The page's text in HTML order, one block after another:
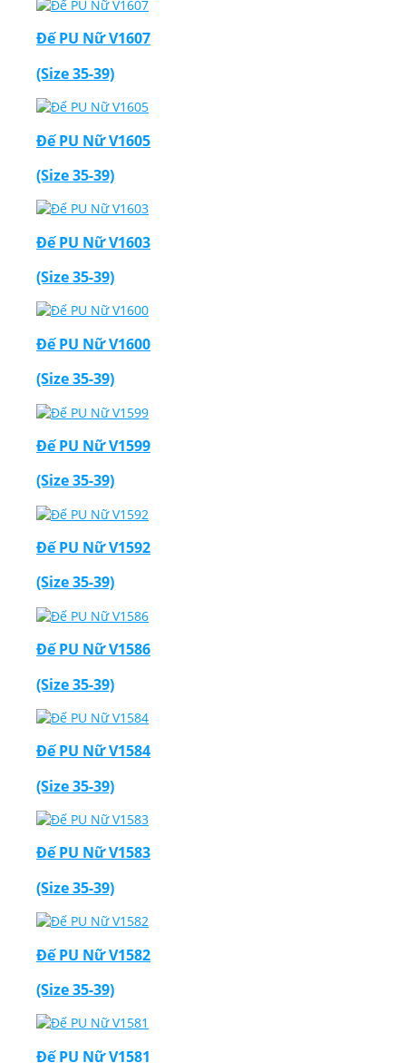
Đế PU Nữ V1607
(Size 35-39)
Đế PU Nữ V1605
(Size 35-39)
Đế PU Nữ V1603
(Size 35-39)
Đế PU Nữ V1600
(Size 35-39)
Đế PU Nữ V1599
(Size 35-39)
Đế PU Nữ V1592
(Size 35-39)
Đế PU Nữ V1586
(Size 35-39)
Đế PU Nữ V1584
(Size 35-39)
Đế PU Nữ V1583
(Size 35-39)
Đế PU Nữ V1582
(Size 35-39)
Đế PU Nữ V1581
Thiết Kế Website